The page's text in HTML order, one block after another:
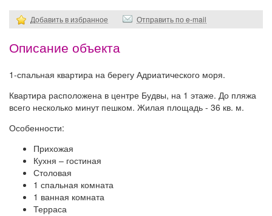
Добавить в избранное Отправить по e-mail
Описание объекта
1-спальная квартира на берегу Адриатического моря.
Квартира расположена в центре Будвы, на 1 этаже. До пляжа
всего несколько минут пешком. Жилая площадь - 36 кв. м.
Особенности:
Прихожая
Кухня – гостиная
Столовая
1 спальная комната
1 ванная комната
Терраса